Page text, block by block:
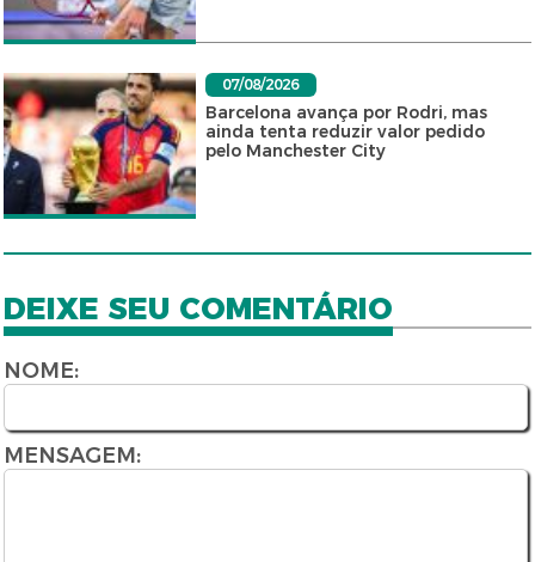
07/08/2026
Barcelona avança por Rodri, mas
ainda tenta reduzir valor pedido
pelo Manchester City
DEIXE SEU COMENTÁRIO
NOME:
MENSAGEM: